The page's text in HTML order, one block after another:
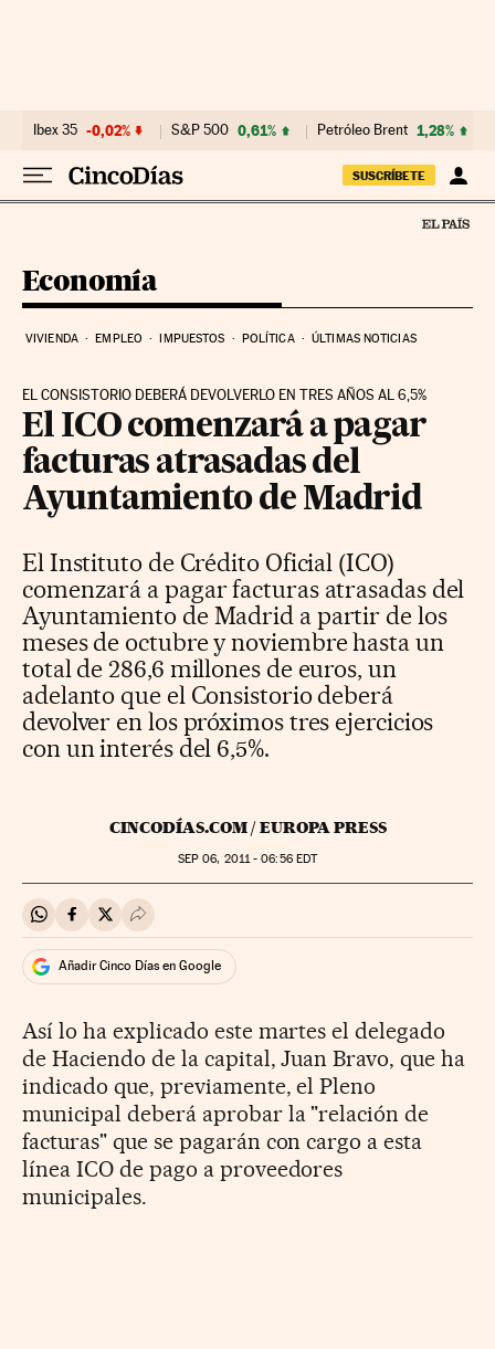
Ibex 35 -0,02% S&P 500 0,61% Petróleo Brent 1,28%
SUSCRÍBETE
Economía
VIVIENDA EMPLEO IMPUESTOS POLÍTICA ÚLTIMAS NOTICIAS
EL CONSISTORIO DEBERÁ DEVOLVERLO EN TRES AÑOS AL 6,5%
El ICO comenzará a pagar
facturas atrasadas del
Ayuntamiento de Madrid
El Instituto de Crédito Oficial (ICO)
comenzará a pagar facturas atrasadas del
Ayuntamiento de Madrid a partir de los
meses de octubre y noviembre hasta un
total de 286,6 millones de euros, un
adelanto que el Consistorio deberá
devolver en los próximos tres ejercicios
con un interés del 6,5%.
CINCODÍAS.COM / EUROPA PRESS
SEP 06, 2011 - 06:56EDT
Compartir en Whatsapp
Compartir en Facebook
Compartir en Twitter
Desplegar Redes Sociales
Añadir Cinco Días en Google
Así lo ha explicado este martes el delegado
de Haciendo de la capital, Juan Bravo, que ha
indicado que, previamente, el Pleno
municipal deberá aprobar la "relación de
facturas" que se pagarán con cargo a esta
línea ICO de pago a proveedores
municipales.